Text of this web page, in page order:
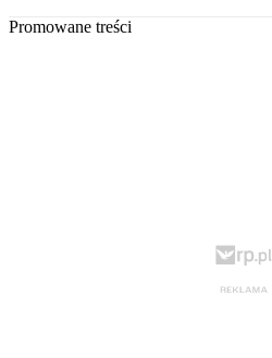
Promowane treści